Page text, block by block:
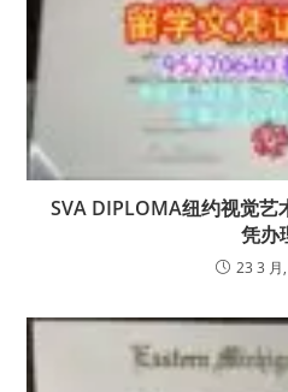
SVA DIPLOMA纽约视觉艺
凭办
23 3 月